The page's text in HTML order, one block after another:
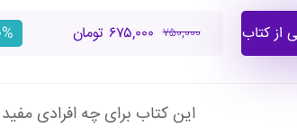
از کتاب ۷۵۰,۰۰۰ ۶۷۵,۰۰۰ تومان
این کتاب برای چه افرادی